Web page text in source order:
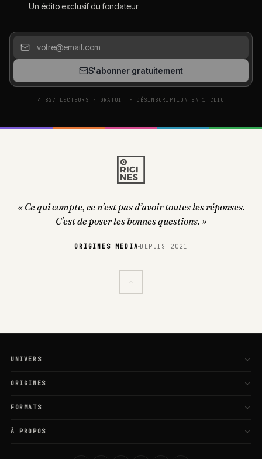
Un édito exclusif du fondateur
S'abonner gratuitement
4 827 LECTEURS · GRATUIT · DÉSINSCRIPTION EN 1 CLIC
« Ce qui compte, ce n’est pas d’avoir toutes les réponses.
C’est de poser les bonnes questions. »
ORIGINES MEDIA DEPUIS 2021
UNIVERS
L'Esprit
Le Corps
ORIGINES
Galaxie
Média
FORMATS
Articles
À PROPOS